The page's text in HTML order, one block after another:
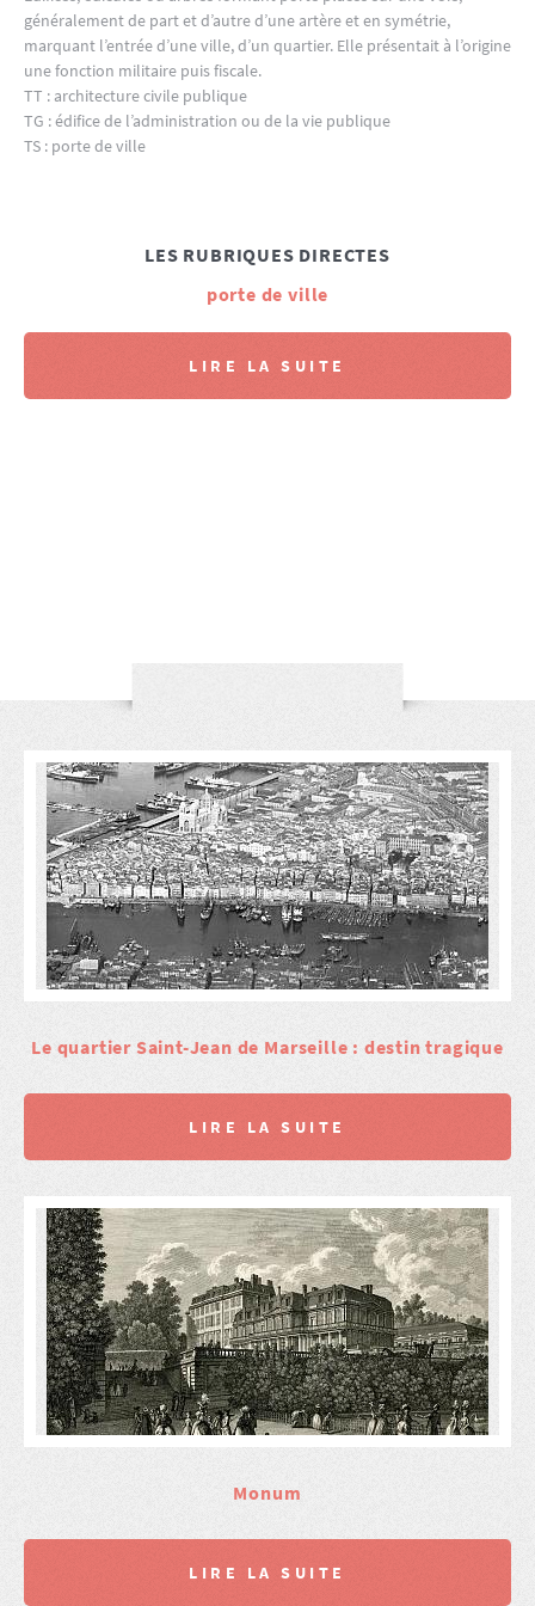
généralement de part et d’autre d’une artère et en symétrie,
marquant l’entrée d’une ville, d’un quartier. Elle présentait à l’origine
une fonction militaire puis fiscale.
TT : architecture civile publique
TG : édifice de l’administration ou de la vie publique
TS : porte de ville
LES RUBRIQUES DIRECTES
porte de ville
LIRE LA SUITE
Le quartier Saint-Jean de Marseille : destin tragique
LIRE LA SUITE
Monum
LIRE LA SUITE